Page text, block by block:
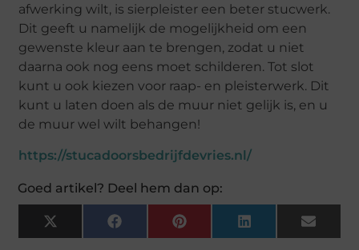
afwerking wilt, is sierpleister een beter stucwerk.
Dit geeft u namelijk de mogelijkheid om een
gewenste kleur aan te brengen, zodat u niet
daarna ook nog eens moet schilderen. Tot slot
kunt u ook kiezen voor raap- en pleisterwerk. Dit
kunt u laten doen als de muur niet gelijk is, en u
de muur wel wilt behangen!
https://stucadoorsbedrijfdevries.nl/
Goed artikel? Deel hem dan op:
X
(Twitter)
FacebookPinterestLinkedInEmail